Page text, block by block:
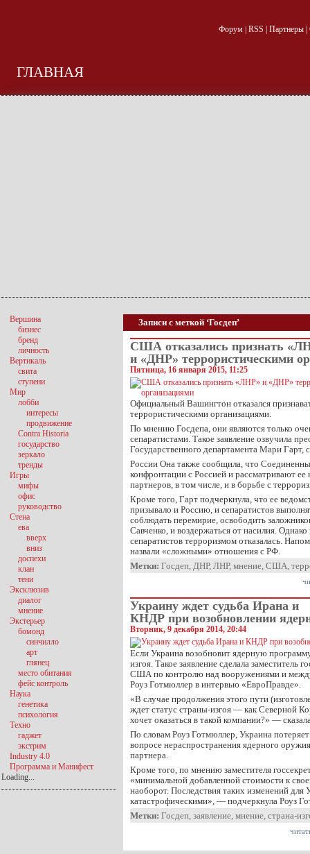
Форум| RSS Партнеры|
ГЛАВНАЯ
Записи с меткой ‘Госдеп’
США отказались признать
и «ДНР» террористическими
Пятница, 16 января 2015, 11:25
Официальный Вашингтон отказался
террористическими организациями.
По мнению Госдепа, они являются только
сепаратистами. Такое заявление озвучила
Государственного департамента Мари
России Она также сообщила, что
конфронтации с Россией и рассматривают ее
партнеров, в том числе, и в борьбе с
Кроме того, Гарт подчеркнула, что ее
призывало и Россию, и сепаратистов
соблюдать перемирие, освободить
Савченко, и воздержаться от насилия. Однако
сепаратистов терроризмом отказалась.
назвали «сложными» отношения с РФ.
Метки: Госдеп, ДНР, ЛНР, мнение, США,
Украину ждет судьба Ирана и
КНДР при возобновлении
Вторник, 9 декабря 2014, 20:44
Если Украина возобновит ядерную
изгоя. Такое заявление сделала заместитель
США по контролю над вооружениями и
Роуз Готмюллер в интервью «ЕвроПравде».
«В случае продолжения этого пути
ждет статус страны-изгоя — как Северной
хочет оказаться в такой компании?» —
По словам Роуз Готмюллер, Украина
вопросе нераспространения ядерного
партнера.
Кроме того, по мнению заместителя
«минимальной добавленной стоимости к
наоборот. Последствия таких изменений для
катастрофическими», — подчеркнула Роуз
Метки: Госдеп, заявление, мнение, страна-
Вершина
бизнес
бренд
личность
Вертикаль
свита
ступени
Мир
лобби
интересы
продвижение
Contra Historia
государство
зеркало
тренды
Игры
мифы
офис
руководство
Стена
ева
вверх
вниз
доспехи
клан
тени
Эксклюзив
диалог
мнение
Экстерьер
бомонд
синчилло
арт
глянец
место обитания
фейс контроль
Наука
генетика
психология
Техно
гаджет
экстрим
Industry 4.0
Программа и Манифест
Loading...